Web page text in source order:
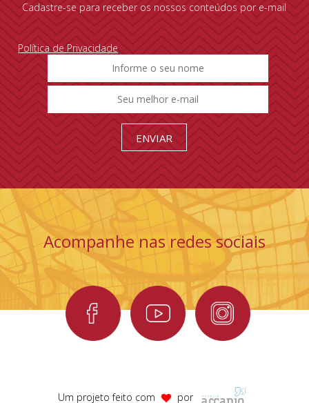
Cadastre-se para receber os nossos conteúdos por e-mail
Política de Privacidade
Acompanhe nas redes sociais
Um projeto feito com por